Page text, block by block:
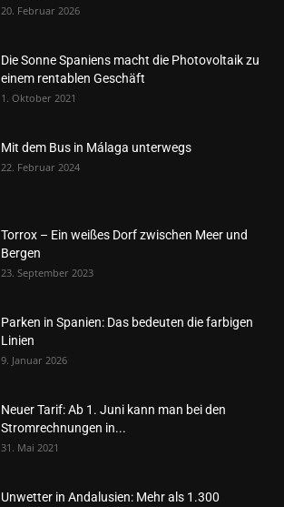
20. Februar 2026
Die Sonne Spaniens macht die Photovoltaik zu
einem rentablen Geschäft
1. Oktober 2021
Mit dem Bus in Málaga unterwegs
22. Februar 2024
Torrox – Ein weißes Dorf zwischen Meer und
Bergen
23. September 2023
Parken in Spanien: Das bedeuten die farbigen
Linien
9. Januar 2026
Neuer Tarif: Ab 1. Juni kann man bei den
Stromrechnungen in...
31. Mai 2021
Unwetter in Andalusien: Mehr als 1.300